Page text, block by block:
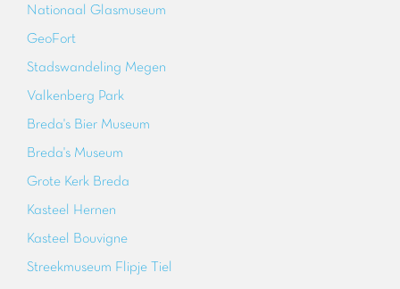
Nationaal Glasmuseum
GeoFort
Stadswandeling Megen
Valkenberg Park
Breda's Bier Museum
Breda's Museum
Grote Kerk Breda
Kasteel Hernen
Kasteel Bouvigne
Streekmuseum Flipje Tiel